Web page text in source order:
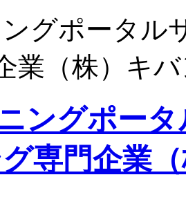
ングポータル
業（株）キ